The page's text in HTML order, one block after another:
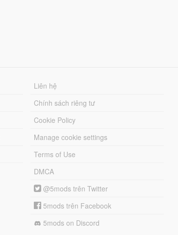
Liên hệ
Chính sách riêng tư
Cookie Policy
Manage cookie settings
Terms of Use
DMCA
@5mods trên Twitter
5mods trên Facebook
5mods on Discord